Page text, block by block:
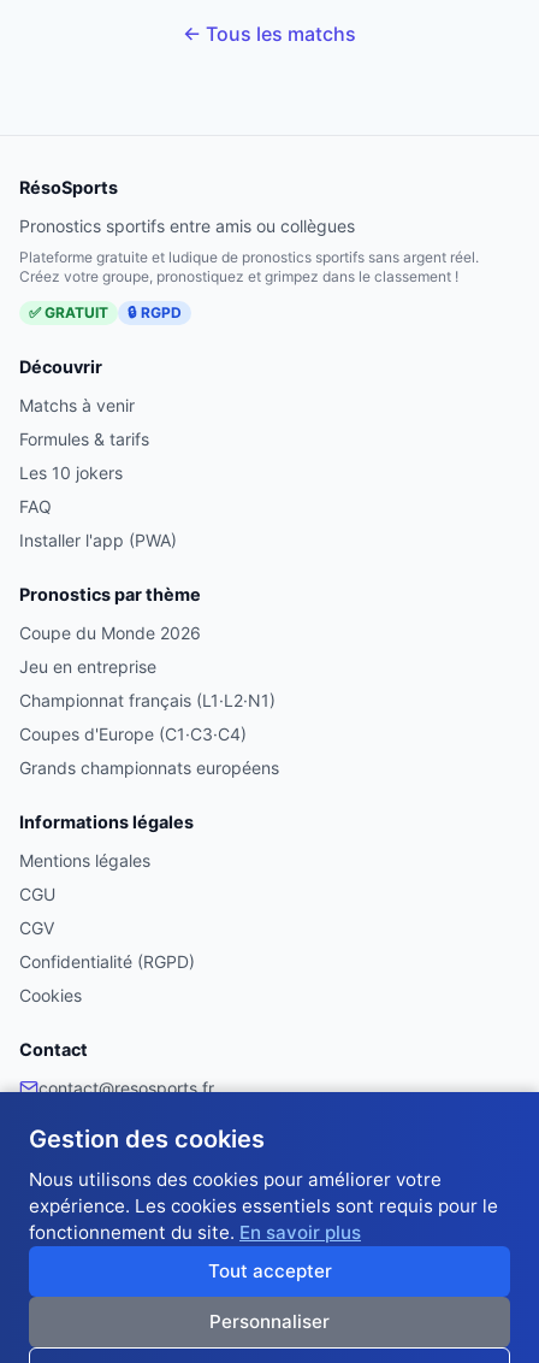
← Tous les matchs
RésoSports
Pronostics sportifs entre amis ou collègues
Plateforme gratuite et ludique de pronostics sportifs sans argent réel.
Créez votre groupe, pronostiquez et grimpez dans le classement !
✅ GRATUIT
🔒 RGPD
Découvrir
Matchs à venir
Formules & tarifs
Les 10 jokers
FAQ
Installer l'app (PWA)
Pronostics par thème
Coupe du Monde 2026
Jeu en entreprise
Championnat français (L1·L2·N1)
Coupes d'Europe (C1·C3·C4)
Grands championnats européens
Informations légales
Mentions légales
CGU
CGV
Confidentialité (RGPD)
Cookies
Contact
contact@resosports.fr
Facebook
Made with ❤️ in France 🇫🇷
RésoSports — Pronostics sportifs entre amis et collègues · Classement en
temps réel · 10 jokers stratégiques · 60 trophées · Scores automatiques ·
Application PWA · Gratuit et sans argent réel
Gestion des cookies
Nous utilisons des cookies pour améliorer votre
expérience. Les cookies essentiels sont requis pour le
fonctionnement du site. En savoir plus
Tout accepter
Personnaliser